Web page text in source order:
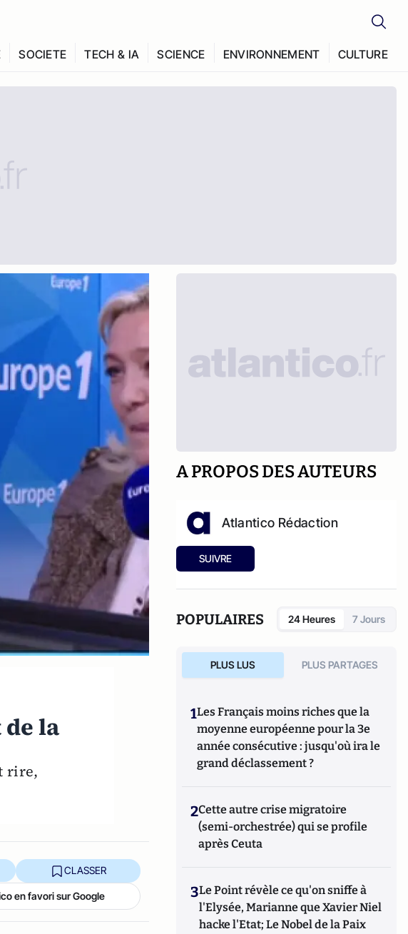
SOCIETE TECH & IA SCIENCE ENVIRONNEMENT CULTURE
la
rire,
CLASSER
en favori sur Google
A PROPOS DES AUTEURS
Atlantico Rédaction
SUIVRE
POPULAIRES 24 Heures 7 Jours
PLUS LUS PLUS PARTAGES
1Les Français moins riches que la
moyenne européenne pour la 3e
année consécutive : jusqu'où ira le
grand déclassement ?
2Cette autre crise migratoire
(semi-orchestrée) qui se profile
après Ceuta
3Le Point révèle ce qu'on sniffe à
l'Elysée, Marianne que Xavier Niel
hacke l'Etat; Le Nobel de la Paix